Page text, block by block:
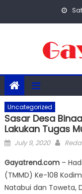
Uncategorized
Sasar Desa
Lakukan Tugas
Posted
July 9, 2020
Gayatrend.com–
(TMMD) Ke-108
Natabui dan Toweta,